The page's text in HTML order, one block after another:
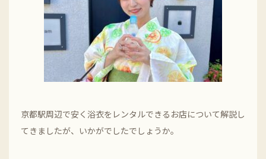
京都駅周辺で安く浴衣をレンタルできるお店について解説し
てきましたが、いかがでしたでしょうか。